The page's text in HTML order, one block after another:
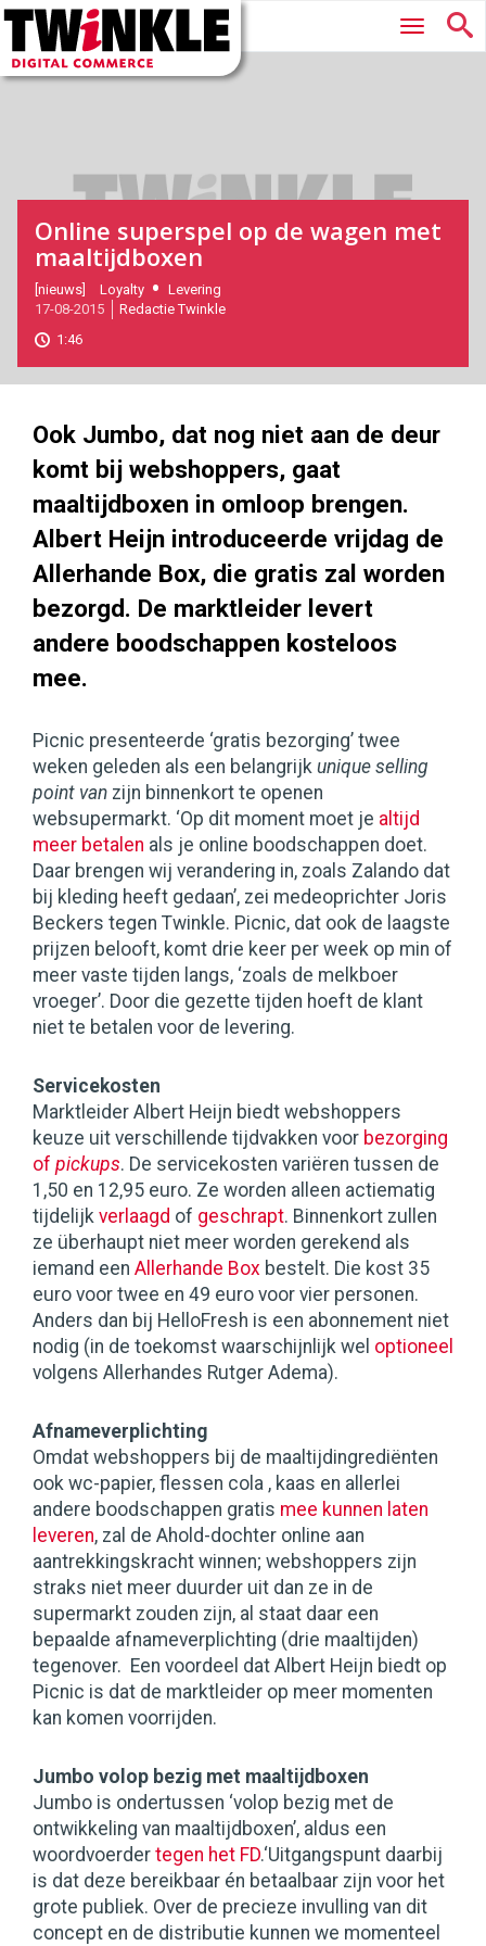
Twinkle
Digital
Commerce
Hoofdmenu
Online superspel op de wagen met
maaltijdboxen
2015-
08-
17T11:38:00
2017-
11-
[nieuws] Loyalty
Levering
17-08-2015
Redactie Twinkle
1:46
Ook Jumbo, dat nog niet aan de deur
komt bij webshoppers, gaat
maaltijdboxen in omloop brengen.
Albert Heijn introduceerde vrijdag de
Allerhande Box, die gratis zal worden
bezorgd. De marktleider levert
andere boodschappen kosteloos
mee.
Picnic presenteerde ‘gratis bezorging’ twee
weken geleden als een belangrijk unique selling
point van zijn binnenkort te openen
websupermarkt. ‘Op dit moment moet je altijd
meer betalen als je online boodschappen doet.
Daar brengen wij verandering in, zoals Zalando dat
bij kleding heeft gedaan’, zei medeoprichter Joris
Beckers tegen Twinkle. Picnic, dat ook de laagste
prijzen belooft, komt drie keer per week op min of
meer vaste tijden langs, ‘zoals de melkboer
vroeger’. Door die gezette tijden hoeft de klant
niet te betalen voor de levering.
Servicekosten
Marktleider Albert Heijn biedt webshoppers
keuze uit verschillende tijdvakken voor bezorging
of pickups. De servicekosten variëren tussen de
1,50 en 12,95 euro. Ze worden alleen actiematig
tijdelijk verlaagd of geschrapt. Binnenkort zullen
ze überhaupt niet meer worden gerekend als
iemand een Allerhande Box bestelt. Die kost 35
euro voor twee en 49 euro voor vier personen.
Anders dan bij HelloFresh is een abonnement niet
nodig (in de toekomst waarschijnlijk wel optioneel
volgens Allerhandes Rutger Adema).
Afnameverplichting
Omdat webshoppers bij de maaltijdingrediënten
ook wc-papier, flessen cola , kaas en allerlei
andere boodschappen gratis mee kunnen laten
leveren, zal de Ahold-dochter online aan
aantrekkingskracht winnen; webshoppers zijn
straks niet meer duurder uit dan ze in de
supermarkt zouden zijn, al staat daar een
bepaalde afnameverplichting (drie maaltijden)
tegenover. Een voordeel dat Albert Heijn biedt op
Picnic is dat de marktleider op meer momenten
kan komen voorrijden.
Jumbo volop bezig met maaltijdboxen
Jumbo is ondertussen ‘volop bezig met de
ontwikkeling van maaltijdboxen’, aldus een
woordvoerder tegen het FD.‘Uitgangspunt daarbij
is dat deze bereikbaar én betaalbaar zijn voor het
grote publiek. Over de precieze invulling van dit
concept en de distributie kunnen we momenteel